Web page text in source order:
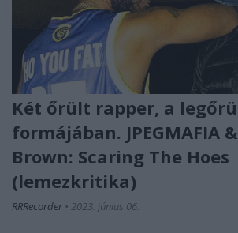
Két őrült rapper, a
formájában. JPEGMAFIA
Brown: Scaring The Hoes
(lemezkritika)
RRRecorder • 2023. június 06.